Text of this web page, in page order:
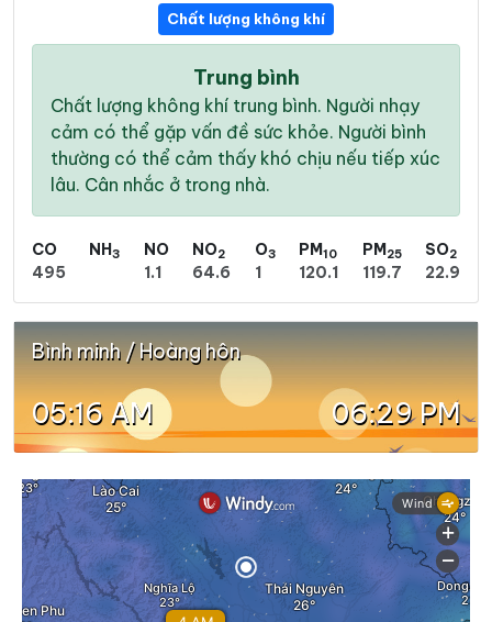
Chất lượng không khí
Trung bình
Chất lượng không khí trung bình. Người nhạy
cảm có thể gặp vấn đề sức khỏe. Người bình
thường có thể cảm thấy khó chịu nếu tiếp xúc
lâu. Cân nhắc ở trong nhà.
CO
495
NH3
NO
1.1
NO2
64.6
O3
1
PM10
120.1
PM25
119.7
SO2
22.9
Bình minh / Hoàng hôn
05:16 AM 06:29 PM